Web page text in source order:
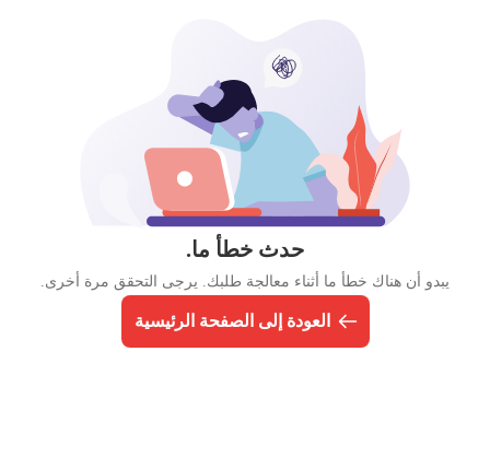
حدث خطأ ما.
يبدو أن هناك خطأ ما أثناء معالجة طلبك. يرجى التحقق مرة أخرى.
العودة إلى الصفحة الرئيسية